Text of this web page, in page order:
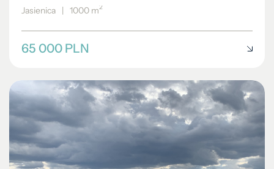
Jasienica | 1000 m2
65 000 PLN